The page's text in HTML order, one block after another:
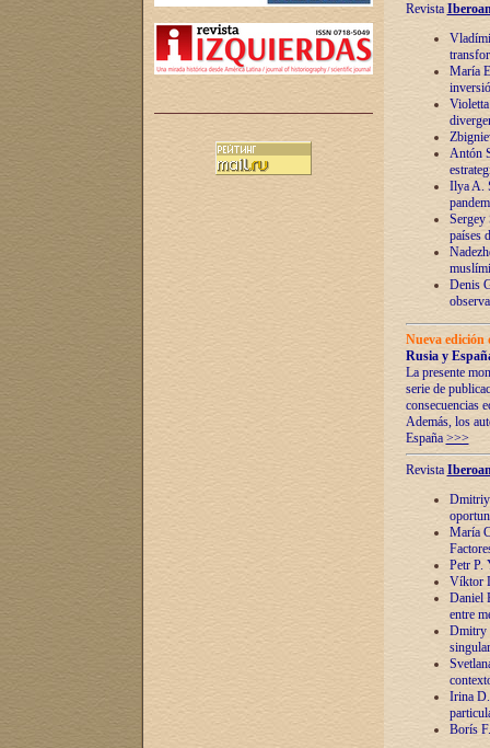
Revista
María
Antón
Ilya A.
Sergey
países
Denis
Nueva
Rusia y
La presente
serie de
consecuencias
Además, los
España >>>
Revista
Dmitriy
María
Petr P.
Víktor
Daniel
entre
Dmitry
Irina
Borís